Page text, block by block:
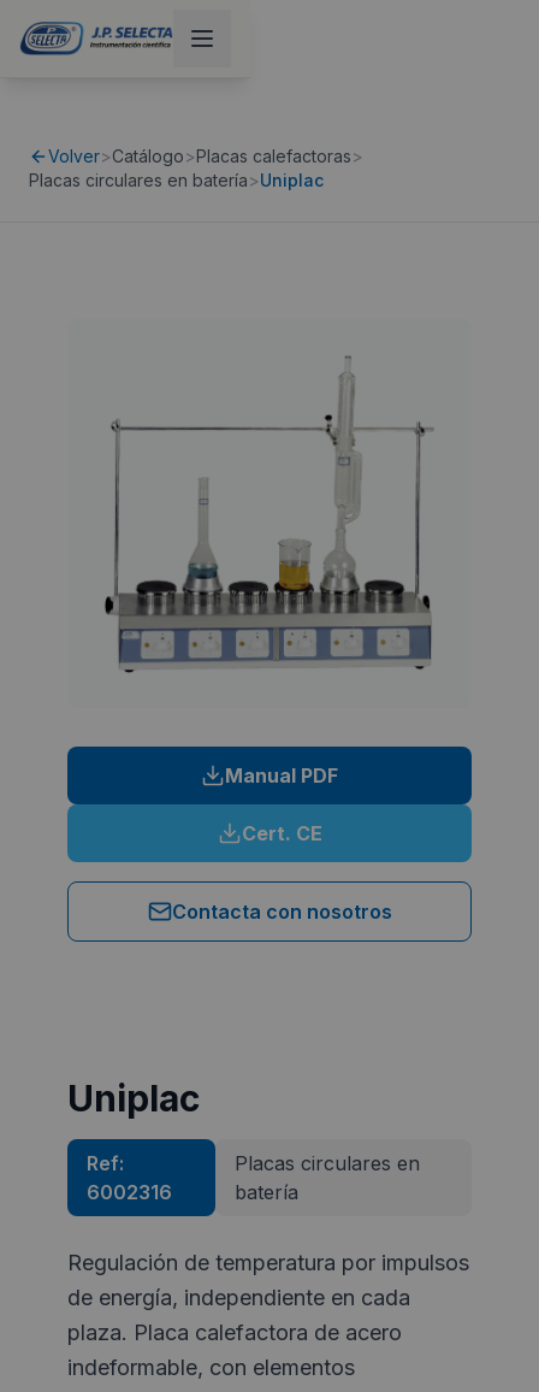
Volver>Catálogo>Placas calefactoras>
Placas circulares en baterí­a>Uniplac
Manual PDF
Cert. CE
Contacta con nosotros
Uniplac
Ref:
6002316
Placas circulares en
baterí­a
Regulación de temperatura por impulsos
de energía, independiente en cada
plaza. Placa calefactora de acero
indeformable, con elementos